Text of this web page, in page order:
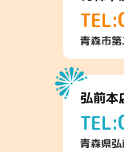
TEL:
青森市
弘前本
TEL:
青森県